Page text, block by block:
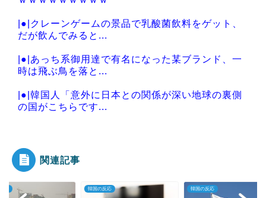
|●|クレーンゲームの景品で乳酸菌飲料をゲット、
だが飲んでみると...
|●|あっち系御用達で有名になった某ブランド、一
時は飛ぶ鳥を落と...
|●|韓国人「意外に日本との関係が深い地球の裏側
の国がこちらです...
関連記事
反応 韓国の反応 韓国の反応